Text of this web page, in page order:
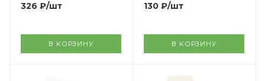
326 ₽/шт
В КОРЗИНУ
130 ₽/шт
В КОРЗИНУ